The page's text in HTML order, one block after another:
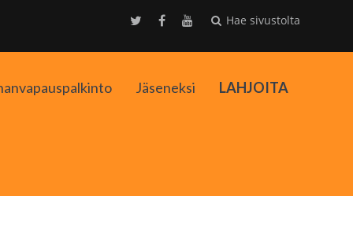
Hae sivustolta
Jäseneksi LAHJOITA